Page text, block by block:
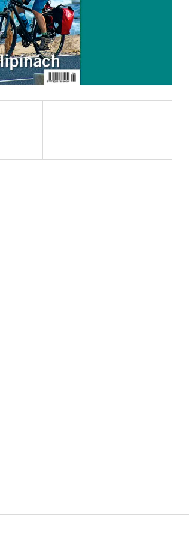
DÁRKOVÝ POUKAZ ČASOPISU
CYKLOTURISTIKA 2026
649 Kč